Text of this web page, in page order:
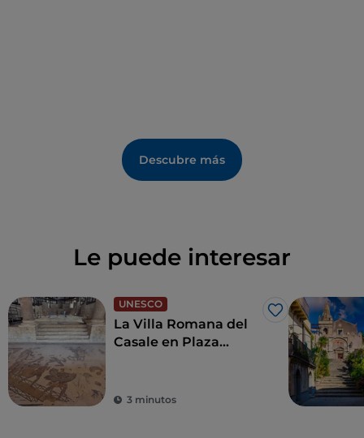
Descubre más
Le puede interesar
UNESCO
Me gusta
La Villa Romana del
Casale en Plaza
3 minutos